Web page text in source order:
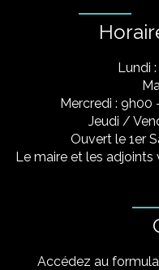
Lundi
Mercredi : 9h00
Jeudi /
Ouvert le 1er
Le maire et les
Accédez au